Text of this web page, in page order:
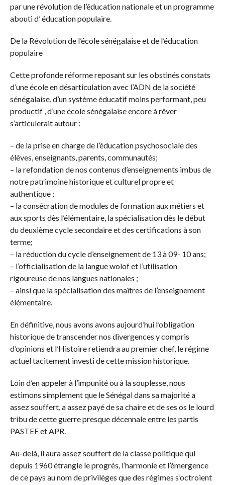
par une révolution de l’éducation nationale et un programme
abouti d’ éducation populaire.
De la Révolution de l’école sénégalaise et de l’éducation
populaire
Cette profonde réforme reposant sur les obstinés constats
d’une école en désarticulation avec l’ADN de la société
sénégalaise, d’un système éducatif moins performant, peu
productif , d’une école sénégalaise encore à rêver
s’articulerait autour :
– de la prise en charge de l’éducation psychosociale des
élèves, enseignants, parents, communautés;
– la refondation de nos contenus d’enseignements imbus de
notre patrimoine historique et culturel propre et
authentique ;
– la consécration de modules de formation aux métiers et
aux sports dès l’élémentaire, la spécialisation dès le début
du deuxième cycle secondaire et des certifications à son
terme;
– la réduction du cycle d’enseignement de 13 à 09- 10 ans;
– l’officialisation de la langue wolof et l’utilisation
rigoureuse de nos langues nationales ;
– ainsi que la spécialisation des maîtres de l’enseignement
élémentaire.
En définitive, nous avons avons aujourd’hui l’obligation
historique de transcender nos divergences y compris
d’opinions et l’Histoire retiendra au premier chef, le régime
actuel tacitement investi de cette mission historique.
Loin d’en appeler à l’impunité ou à la souplesse, nous
estimons simplement que le Sénégal dans sa majorité a
assez souffert, a assez payé de sa chaire et de ses os le lourd
tribu de cette guerre presque décennale entre les partis
PASTEF et APR.
Au-delà, il aura assez souffert de la classe politique qui
depuis 1960 étrangle le progrès, l’harmonie et l’émergence
de ce pays au nom de privilèges que des régimes s’octroient